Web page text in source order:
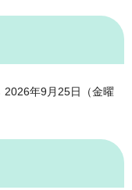
年9月25日（金曜